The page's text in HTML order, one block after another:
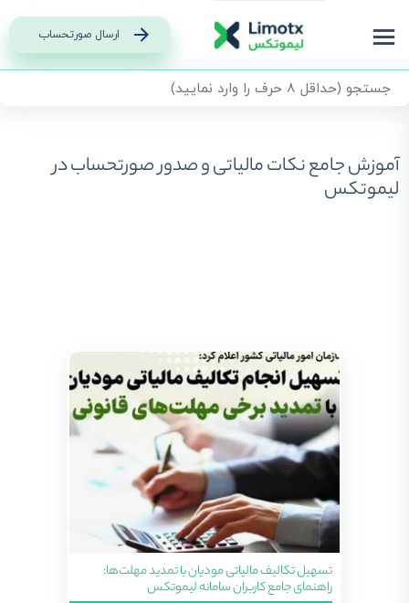
ارسال صورتحساب
آموزش جامع نکات مالیاتی و صدور صورتحساب در
لیموتکس
تسهیل تکالیف مالیاتی مودیان با تمدید مهلت‌ها:
راهنمای جامع کاربران سامانه لیموتکس